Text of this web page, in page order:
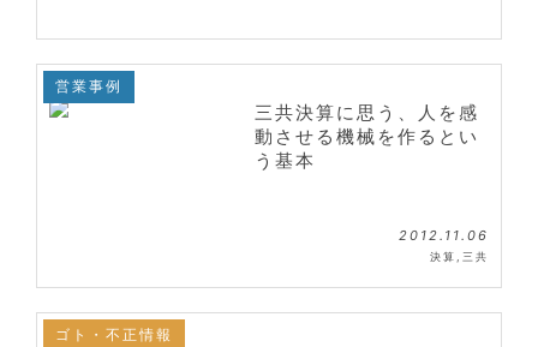
営業事例
三共決算に思う、人を感
動させる機械を作るとい
う基本
2012.11.06
決算 三共
ゴト・不正情報